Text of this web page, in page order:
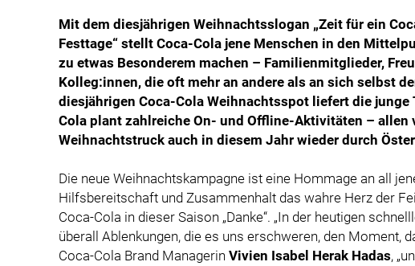
Mit dem diesjährigen Weihnachtsslogan „Zeit für ein
Festtage“ stellt Coca-Cola jene Menschen in den
zu etwas Besonderem machen – Familienmitglieder,
Kolleg:innen, die oft mehr an andere als an sich selbst
diesjährigen Coca-Cola Weihnachtsspot liefert die junge
Cola plant zahlreiche On- und Offline-Aktivitäten – allen
Weihnachtstruck auch in diesem Jahr wieder durch
Die neue Weihnachtskampagne ist eine Hommage an all
Hilfsbereitschaft und Zusammenhalt das wahre Herz der
Coca-Cola in dieser Saison „Danke“. „In der heutigen
überall Ablenkungen, die es uns erschweren, den Moment,
Coca-Cola Brand Managerin Vivien Isabel Herak Hadas,